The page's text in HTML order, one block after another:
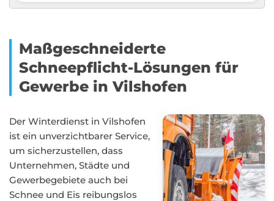
Maßgeschneiderte
Schneepflicht-Lösungen für
Gewerbe in Vilshofen
Der Winterdienst in Vilshofen
ist ein unverzichtbarer Service,
um sicherzustellen, dass
Unternehmen, Städte und
Gewerbegebiete auch bei
Schnee und Eis reibungslos